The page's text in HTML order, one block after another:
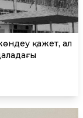
қажет, ал